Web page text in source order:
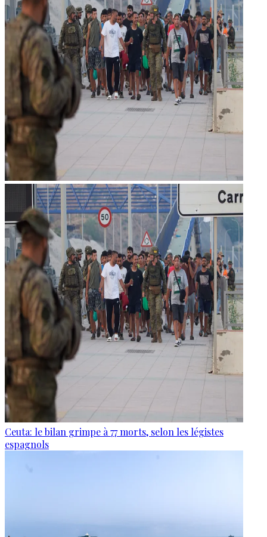
Ceuta: le bilan grimpe à 77 morts, selon les légistes
espagnols